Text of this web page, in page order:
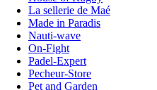
La sellerie de Maé
Made in Paradis
Nauti-wave
On-Fight
Padel-Expert
Pecheur-Store
Pet and Garden